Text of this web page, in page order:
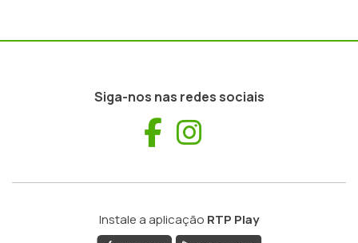
Siga-nos nas redes sociais
Facebook
Instale a aplicação RTP Play